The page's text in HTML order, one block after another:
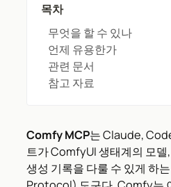
목차
무엇을 할 수 있나
언제 유용한가
관련 문서
참고 자료
Comfy MCP는 Claude,
트가 ComfyUI 생태계의 모델
생성 기록을 다룰 수 있게